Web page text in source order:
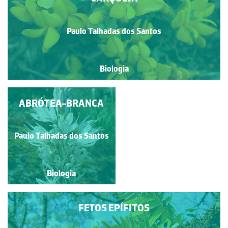
Paulo Talhadas dos Santos
Biologia
SALICORNIA
Paulo Talhadas dos Santos
Biologia
FETOS EPÍFITOS
ABRÓTEA-BRANCA
Paulo Talhadas dos Santos
Biologia